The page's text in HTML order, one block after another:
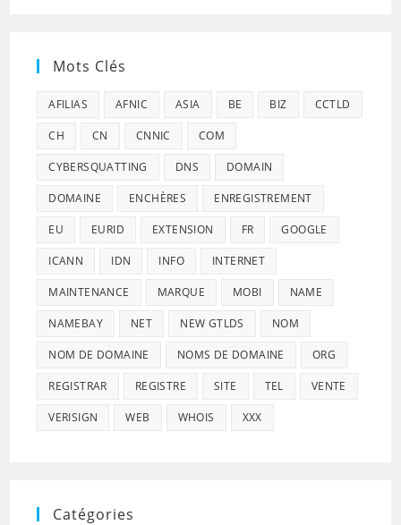
Mots Clés
AFILIAS AFNIC ASIA BE BIZ CCTLD
CH CN CNNIC COM
CYBERSQUATTING DNS DOMAIN
DOMAINE ENCHÈRES ENREGISTREMENT
EU EURID EXTENSION FR GOOGLE
ICANN IDN INFO INTERNET
MAINTENANCE MARQUE MOBI NAME
NAMEBAY NET NEW GTLDS NOM
NOM DE DOMAINE NOMS DE DOMAINE ORG
REGISTRAR REGISTRE SITE TEL VENTE
VERISIGN WEB WHOIS XXX
Catégories